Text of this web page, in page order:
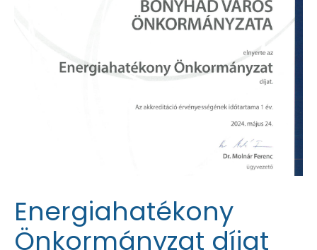
Energiahatékony
Önkormányzat díjat